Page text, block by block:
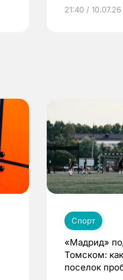
21:40 / 10.07.26
Спорт
«Мадрид»
Томском:
поселок